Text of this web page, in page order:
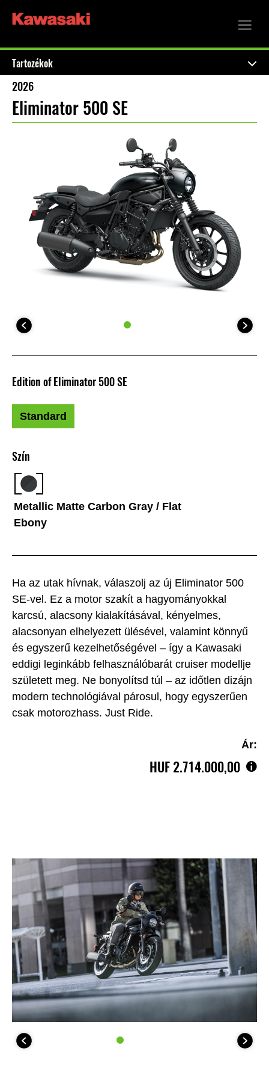
Tartozékok
2026
Eliminator 500 SE
Ha az utak hívnak, válaszolj az új Eliminator 500
SE-vel. Ez a motor szakít a hagyományokkal
karcsú, alacsony kialakításával, kényelmes,
alacsonyan elhelyezett ülésével, valamint könnyű
és egyszerű kezelhetőségével – így a Kawasaki
eddigi leginkább felhasználóbarát cruiser modellje
született meg. Ne bonyolítsd túl – az időtlen dizájn
modern technológiával párosul, hogy egyszerűen
csak motorozhass. Just Ride.
Ár:
HUF‎ 2.714.000,00
Szín
Metallic Matte Carbon Gray / Flat
Ebony
Edition of Eliminator 500 SE
Standard